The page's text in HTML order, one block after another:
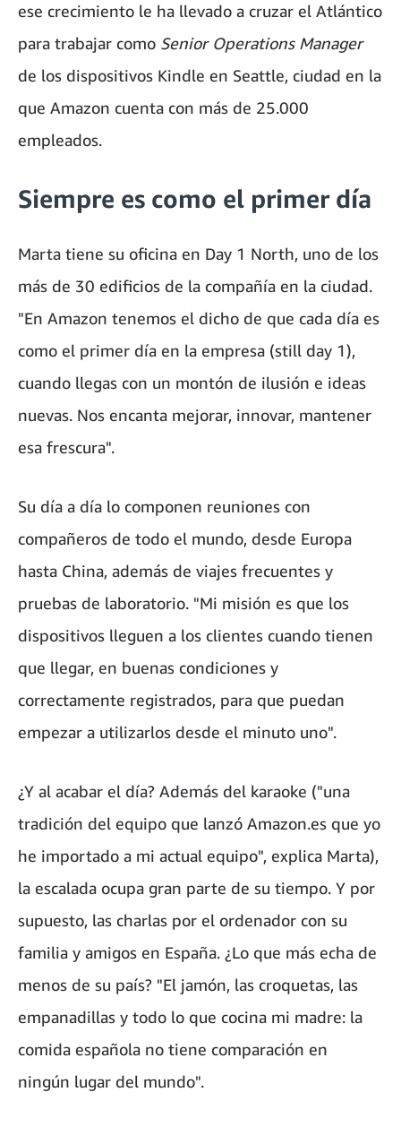
ese crecimiento le ha llevado a cruzar el Atlántico
para trabajar como Senior Operations Manager
de los dispositivos Kindle en Seattle, ciudad en la
que Amazon cuenta con más de 25.000
empleados.
Siempre es como el primer día
Marta tiene su oficina en Day 1 North, uno de los
más de 30 edificios de la compañía en la ciudad.
"En Amazon tenemos el dicho de que cada día es
como el primer día en la empresa (still day 1),
cuando llegas con un montón de ilusión e ideas
nuevas. Nos encanta mejorar, innovar, mantener
esa frescura".
Su día a día lo componen reuniones con
compañeros de todo el mundo, desde Europa
hasta China, además de viajes frecuentes y
pruebas de laboratorio. "Mi misión es que los
dispositivos lleguen a los clientes cuando tienen
que llegar, en buenas condiciones y
correctamente registrados, para que puedan
empezar a utilizarlos desde el minuto uno".
¿Y al acabar el día? Además del karaoke ("una
tradición del equipo que lanzó Amazon.es que yo
he importado a mi actual equipo", explica Marta),
la escalada ocupa gran parte de su tiempo. Y por
supuesto, las charlas por el ordenador con su
familia y amigos en España. ¿Lo que más echa de
menos de su país? "El jamón, las croquetas, las
empanadillas y todo lo que cocina mi madre: la
comida española no tiene comparación en
ningún lugar del mundo".